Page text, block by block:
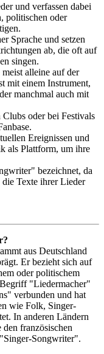
und verfassen dabei
politischen oder
Sprache und setzen
ab, die oft auf
singen.
alleine auf der
mit einem Instrument,
manchmal auch mit
oder bei Festivals
Ereignissen und
als Plattform, um ihre
bezeichnet, da
Texte ihrer Lieder
aus Deutschland
Er bezieht sich auf
oder politischem
"Liedermacher"
verbunden und hat
wie Folk, Singer-
In anderen Ländern
französischen
Songwriter".